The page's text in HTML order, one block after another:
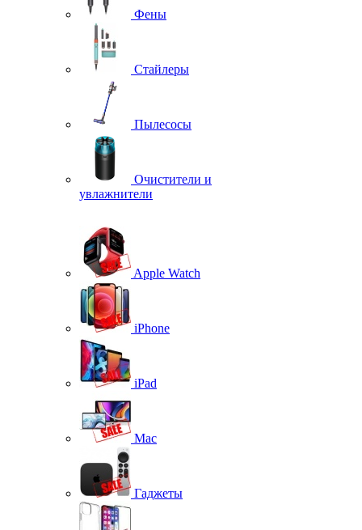
Фены
Стайлеры
Пылесосы
Очистители и
увлажнители
Apple Watch
iPhone
iPad
Mac
Гаджеты